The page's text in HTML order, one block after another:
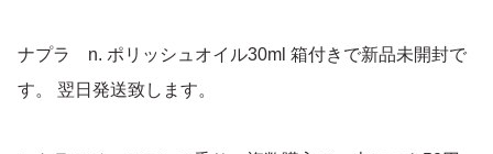
ナプラ n. ポリッシュオイル30ml 箱付きで新品未開封で
す。 翌日発送致します。